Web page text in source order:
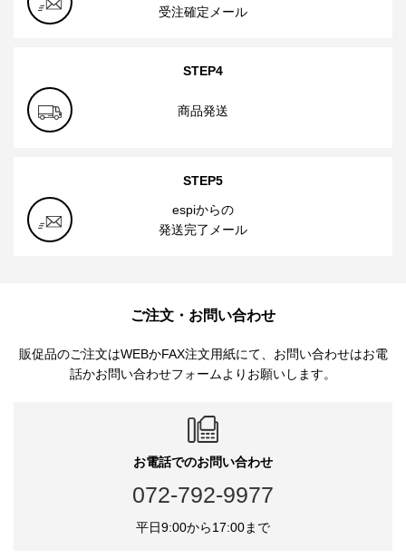
受注確定メール
STEP4
商品発送
STEP5
espiからの
発送完了メール
ご注文・お問い合わせ
販促品のご注文はWEBかFAX注文用紙にて、お問い合わせはお電
話かお問い合わせフォームよりお願いします。
お電話でのお問い合わせ
072-792-9977
平日9:00から17:00まで